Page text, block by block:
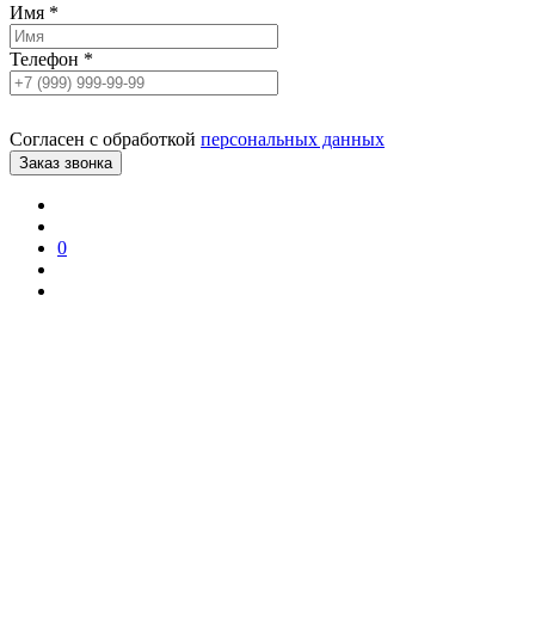
Имя *
Телефон *
Согласен с обработкой персональных данных
0